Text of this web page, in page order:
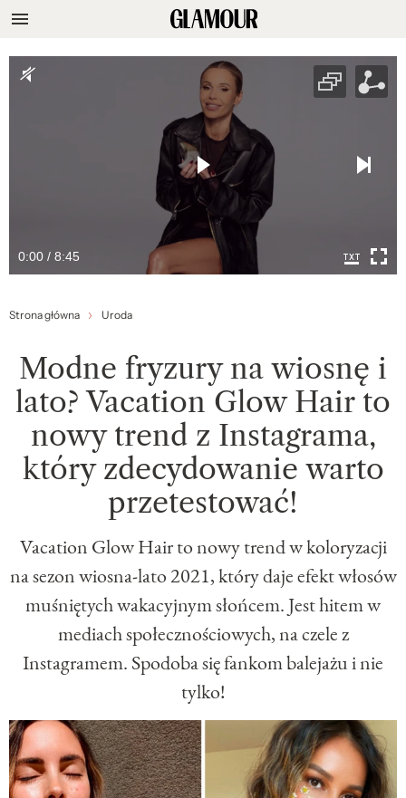
0:00 / 8:45
Strona główna Uroda
Modne fryzury na wiosnę i
lato? Vacation Glow Hair to
nowy trend z Instagrama,
który zdecydowanie warto
przetestować!
Vacation Glow Hair to nowy trend w koloryzacji
na sezon wiosna-lato 2021, który daje efekt włosów
muśniętych wakacyjnym słońcem. Jest hitem w
mediach społecznościowych, na czele z
Instagramem. Spodoba się fankom balejażu i nie
tylko!